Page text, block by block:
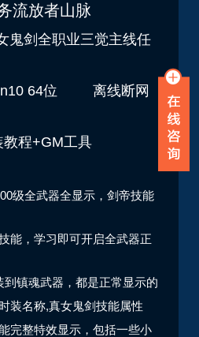
流放者山脉
鬼剑全职业三觉主线任
64位 离线断网
程+GM工具
级全武器全显示，剑帝技能
能，学习即可开启全武器正
镇魂武器，都是正常显示的
装名称,真女鬼剑技能属性
完整特效显示，包括一些小